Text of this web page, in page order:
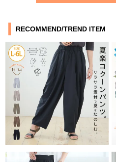
RECOMMEND/TREND ITEM